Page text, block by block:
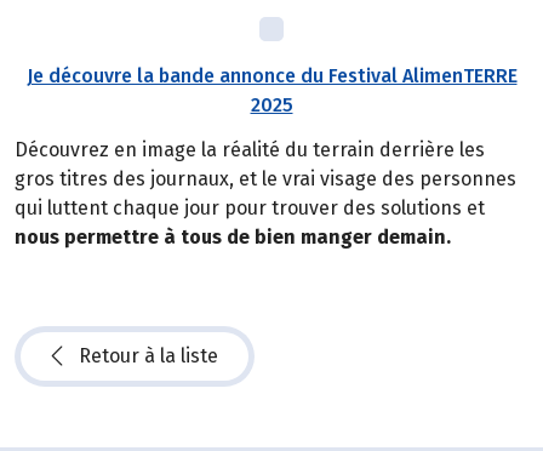
Je découvre la bande annonce du Festival AlimenTERRE
2025
Découvrez en image la réalité du terrain derrière les
gros titres des journaux, et le vrai visage des personnes
qui luttent chaque jour pour trouver des solutions et
nous permettre à tous de bien manger demain.
Retour à la liste